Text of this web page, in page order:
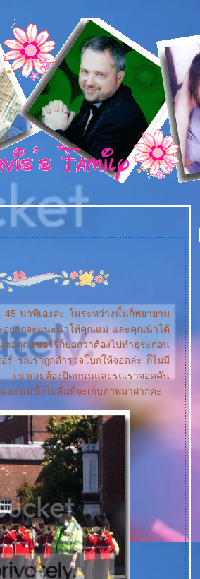
45 นาทีเองค่ะ ในระหว่างนั้นก็พยายาม
อยากจะแนะนำให้คุณแม่ และคุณน้าได้
อคุณเชอร์รี่ก็บอกว่าต้องไปทำธุระก่อน
ร์ รถเราถูกตำรวจโบกให้จอดล่ะ ก็ไม่มี
เขาเลยต้องปิดถนนและรถเราจอดคัน
ละนนนี่ก็ไม่ลืมที่จะเก็บภาพมาฝากค่ะ